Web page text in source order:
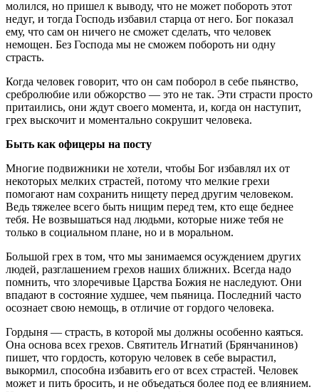
молился, но пришел к выводу, что не может побороть этот
недуг, и тогда Господь избавил старца от него. Бог показал
ему, что сам он ничего не сможет сделать, что человек
немощен. Без Господа мы не сможем побороть ни одну
страсть.
Когда человек говорит, что он сам поборол в себе пьянство,
сребролюбие или обжорство — это не так. Эти страсти просто
притаились, они ждут своего момента, и, когда он наступит,
грех выскочит и моментально сокрушит человека.
Быть как офицеры на посту
Многие подвижники не хотели, чтобы Бог избавлял их от
некоторых мелких страстей, потому что мелкие грехи
помогают нам сохранить нищету перед другим человеком.
Ведь тяжелее всего быть нищим перед тем, кто еще беднее
тебя. Не возвышаться над людьми, которые ниже тебя не
только в социальном плане, но и в моральном.
Большой грех в том, что мы занимаемся осуждением других
людей, разглашением грехов наших ближних. Всегда надо
помнить, что злоречивые Царства Божия не наследуют. Они
впадают в состояние худшее, чем пьяница. Последний часто
осознает свою немощь, в отличие от гордого человека.
Гордыня — страсть, в которой мы должны особенно каяться.
Она основа всех грехов. Святитель Игнатий (Брянчанинов)
пишет, что гордость, которую человек в себе вырастил,
выкормил, способна избавить его от всех страстей. Человек
может и пить бросить, и не объедаться более под ее влиянием.